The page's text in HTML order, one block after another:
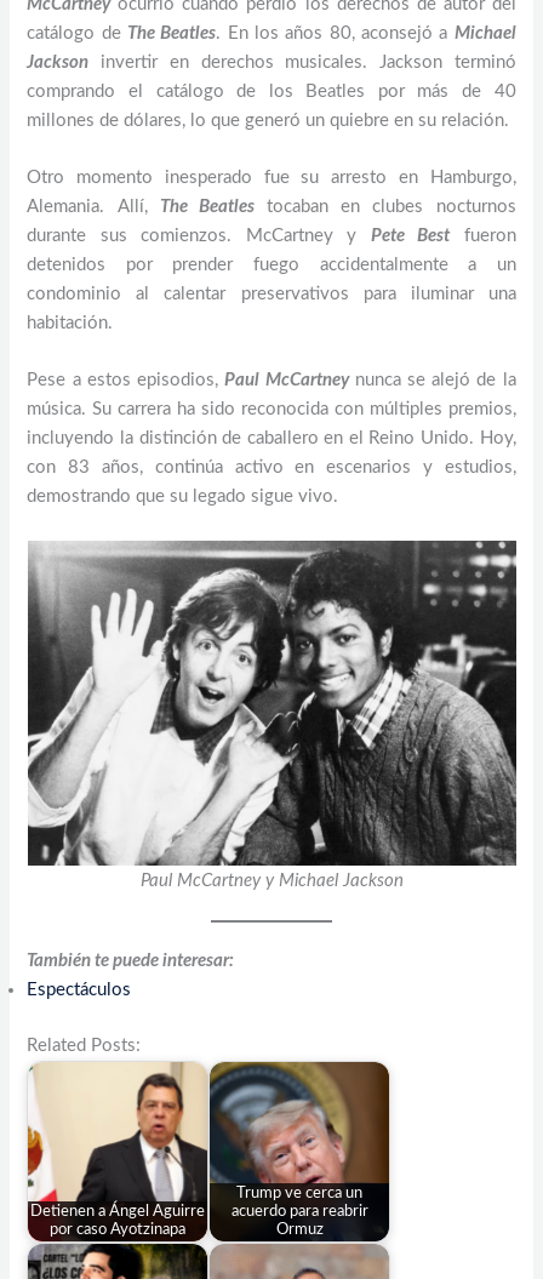
McCartneyocurrió cuando perdió los derechos de autor del
catálogo de The Beatles. En los años 80, aconsejó a Michael
Jackson invertir en derechos musicales. Jackson terminó
comprando el catálogo de los Beatles por más de 40
millones de dólares, lo que generó un quiebre en su relación.
Otro momento inesperado fue su arresto en Hamburgo,
Alemania. Allí, The Beatlestocaban en clubes nocturnos
durante sus comienzos. McCartney y Pete Bestfueron
detenidos por prender fuego accidentalmente a un
condominio al calentar preservativos para iluminar una
habitación.
Pese a estos episodios,Paul McCartneynunca se alejó de la
música. Su carrera ha sido reconocida con múltiples premios,
incluyendo la distinción de caballero en el Reino Unido. Hoy,
con 83 años, continúa activo en escenarios y estudios,
demostrando que su legado sigue vivo.
Paul McCartney y Michael Jackson
También te puede interesar:
Espectáculos
Related Posts:
Detienen a Ángel Aguirre
por caso Ayotzinapa
Trump ve cerca un
acuerdo para reabrir
Ormuz